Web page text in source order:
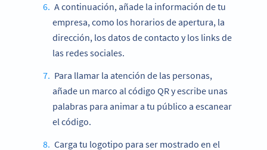
A continuación, añade la información de tu
empresa, como los horarios de apertura, la
dirección, los datos de contacto y los links de
las redes sociales.
Para llamar la atención de las personas,
añade un marco al código QR y escribe unas
palabras para animar a tu público a escanear
el código.
Carga tu logotipo para ser mostrado en el